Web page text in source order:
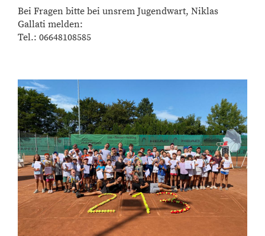
Bei Fragen bitte bei unsrem Jugendwart, Niklas
Gallati melden:
Tel.: 06648108585